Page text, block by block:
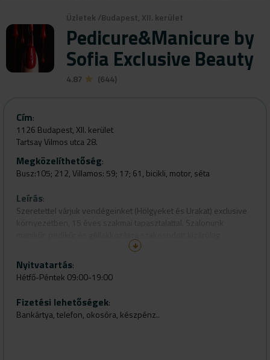
Üzletek /Budapest, XII. kerület
Pedicure&Manicure by
Sofia Exclusive Beauty
4.87 (644)
Cím:
1126 Budapest, XII. kerület
Tartsay Vilmos utca 28.
Megközelíthetőség:
Busz:105; 212, Villamos: 59; 17; 61, bicikli, motor, séta
Leírás:
Szeretettel várjuk vendégeinket (Hölgyeket és Urakat) exclusive
természetes körömhosszon, melyeket minőségi anyagokkal
végzünk, több géllak márka is megtalálható, színválasztékunk
szinte határtalan.
Nyitvatartás:
Hétfő-Péntek 09:00-19:00
Fizetési lehetőségek:
Bankártya, telefon, okosóra, készpénz..